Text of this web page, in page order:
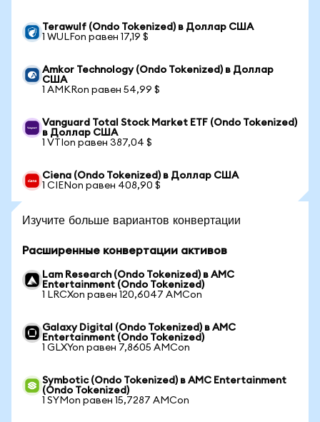
Terawulf (Ondo Tokenized) в Доллар США
1 WULFon равен 17,19 $
Amkor Technology (Ondo Tokenized) в Доллар
США
1 AMKRon равен 54,99 $
Vanguard Total Stock Market ETF (Ondo Tokenized)
в Доллар США
1 VTIon равен 387,04 $
Ciena (Ondo Tokenized) в Доллар США
1 CIENon равен 408,90 $
Изучите больше вариантов конвертации
Расширенные конвертации активов
Lam Research (Ondo Tokenized) в AMC
Entertainment (Ondo Tokenized)
1 LRCXon равен 120,6047 AMCon
Galaxy Digital (Ondo Tokenized) в AMC
Entertainment (Ondo Tokenized)
1 GLXYon равен 7,8605 AMCon
Symbotic (Ondo Tokenized) в AMC Entertainment
(Ondo Tokenized)
1 SYMon равен 15,7287 AMCon